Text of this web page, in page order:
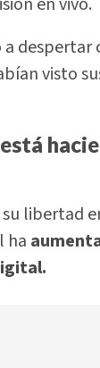
despertar
visto
libertad
ha